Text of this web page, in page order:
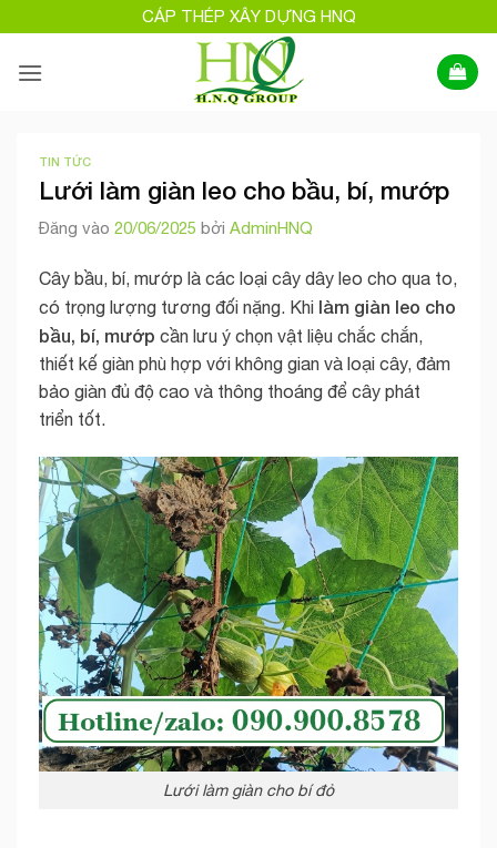
qua
nội
CÁP THÉP XÂY DỰNG HNQ
TIN TỨC
Lưới làm giàn leo cho bầu, bí, mướp
Đăng vào 20/06/2025 bởi AdminHNQ
Cây bầu, bí, mướp là các loại cây dây leo cho qua to,
có trọng lượng tương đối nặng. Khi làm giàn leo cho
bầu, bí, mướp cần lưu ý chọn vật liệu chắc chắn,
thiết kế giàn phù hợp với không gian và loại cây, đảm
bảo giàn đủ độ cao và thông thoáng để cây phát
triển tốt.
Lưới làm giàn cho bí đỏ